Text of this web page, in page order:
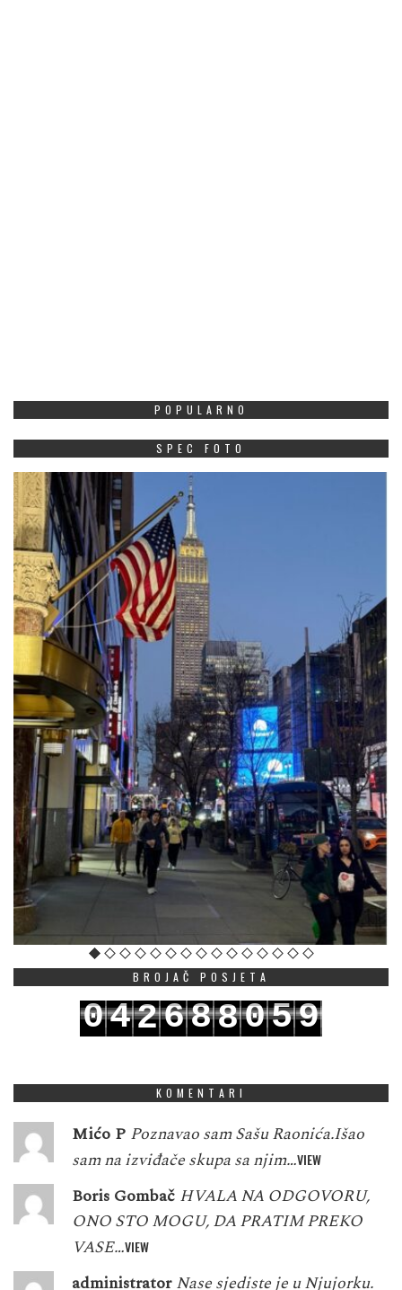
POPULARNO
SPEC FOTO
BROJAČ POSJETA
042688059
KOMENTARI
Mićo P Poznavao sam Sašu Raonića.Išao
sam na izviđače skupa sa njim…VIEW
Boris Gombač HVALA NA ODGOVORU,
ONO STO MOGU, DA PRATIM PREKO
VASE…VIEW
administrator Nase sjediste je u Njujorku.